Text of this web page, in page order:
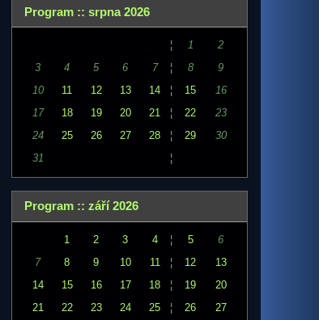
Program :: srpna 2026
¦ 1
2
3
4 5 6 7 ¦ 8
9
10
11 12 13 14 ¦ 15
16
17
18 19 20 21 ¦ 22
23
24
25 26 27 28 ¦ 29
30
31
¦
Program :: září 2026
1 2 3 4 ¦ 5
6
7
8 9 10 11 ¦ 12
13
14
15 16 17 18 ¦ 19
20
21
22 23 24 25 ¦ 26 27